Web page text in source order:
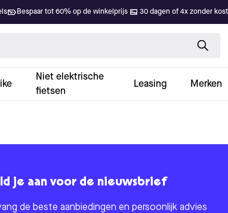
Bespaar tot 60% op de winkelprijs 30 dagen of 4x zonder
Niet elektrische
fietsen
Leasing Merken
je aan voor de nieuwsbrief
de beste aanbiedingen en persoonlijk advies